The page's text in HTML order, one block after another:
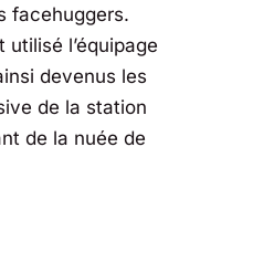
facehuggers.
l’équipage
devenus les
de la station
de la nuée de